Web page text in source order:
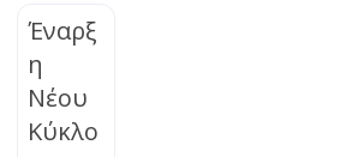
Δεσμού.
Το πένθος
είναι μια
φυσική,
οργανική
διεργασία
Έναρξ
η
Νέου
Κύκλο